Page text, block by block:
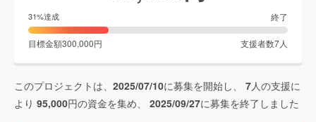
31%達成 終了
目標金額300,000円 支援者数7人
このプロジェクトは、 2025/07/10に募集を開始し、 7人の支援に
より 95,000円の資金を集め、 2025/09/27に募集を終了しました